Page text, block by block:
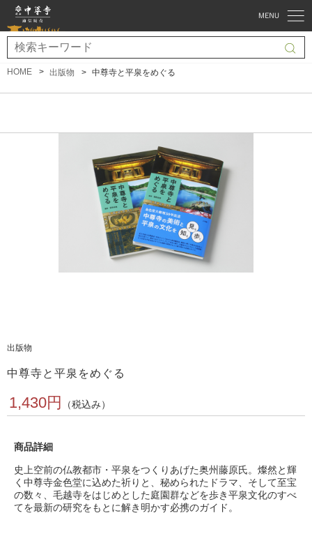
HOME 出版物 中尊寺と平泉をめぐる
出版物
中尊寺と平泉をめぐる
1,430円 （税込み）
商品詳細
史上空前の仏教都市・平泉をつくりあげた奥州藤原氏。燦然と輝
く中尊寺金色堂に込めた祈りと、秘められたドラマ、そして至宝
の数々、毛越寺をはじめとした庭園群などを歩き平泉文化のすべ
てを最新の研究をもとに解き明かす必携のガイド。